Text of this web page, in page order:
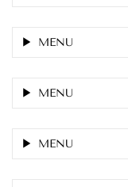
MENU
MENU
MENU